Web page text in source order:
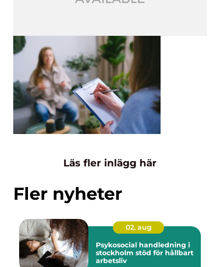
Läs fler inlägg här
Fler nyheter
02. aug
Psykosocial handledning i
stockholm stöd för hållbart
arbetsliv